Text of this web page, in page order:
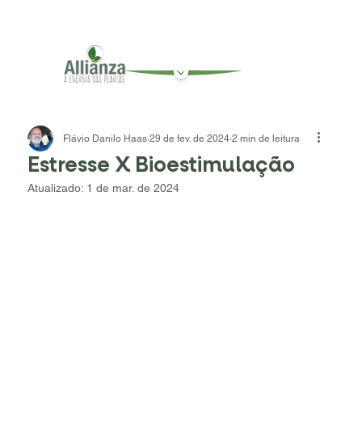
Estresse X Bioestimulação
Flávio Danilo Haas 29 de fev. de 2024 2 min de leitura
Atualizado: 1 de mar. de 2024